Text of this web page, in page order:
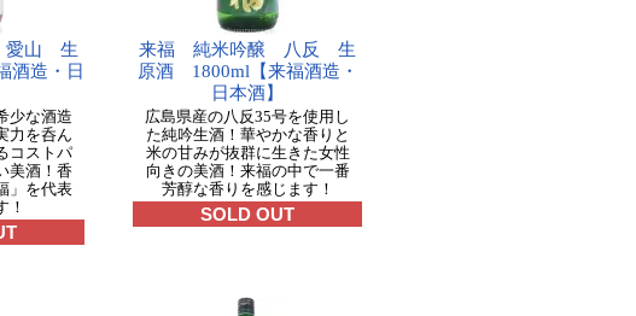
愛山 生
酒造・日
少な酒造
力を呑ん
コストパ
美酒！香
」を代表
！
来福 純米吟醸 八反 生
原酒 1800ml【来福酒造・
日本酒】
広島県産の八反35号を使用し
た純吟生酒！華やかな香りと
米の甘みが抜群に生きた女性
向きの美酒！来福の中で一番
芳醇な香りを感じます！
SOLD OUT